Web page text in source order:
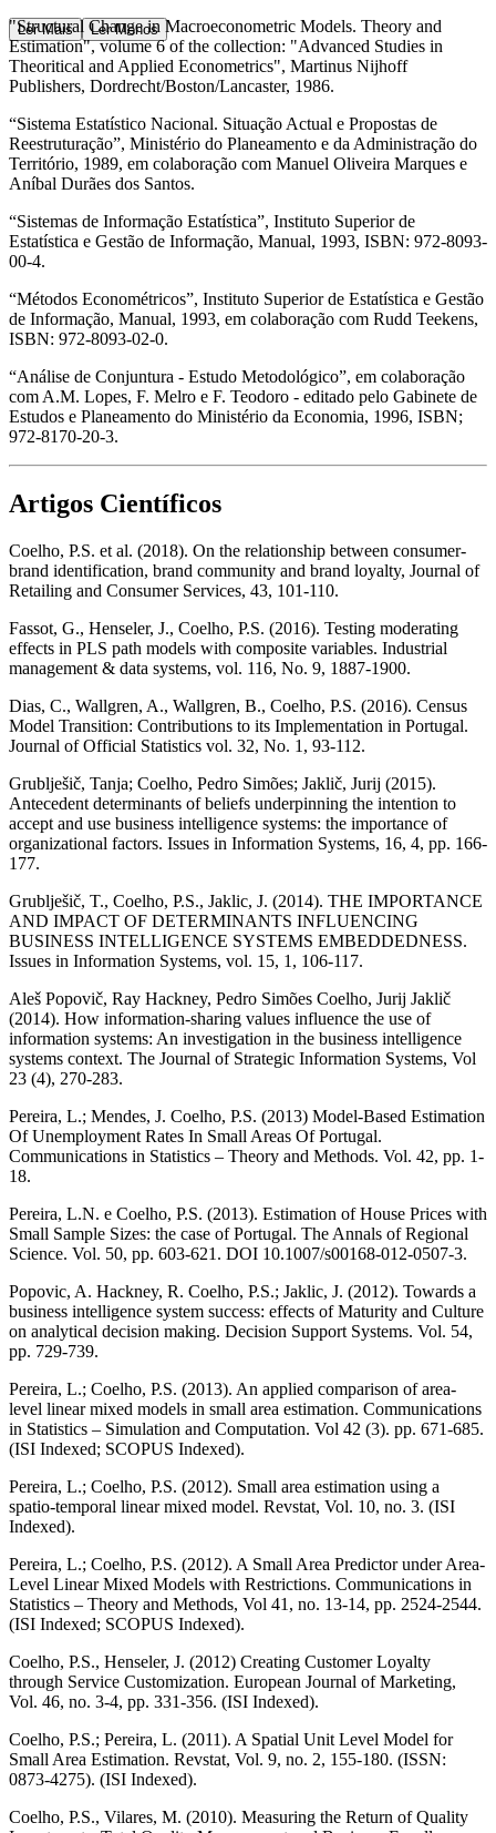
Ler Mais Ler Menos
"Structural Change in Macroeconometric Models. Theory and
Estimation", volume 6 of the collection: "Advanced Studies in
Theoritical and Applied Econometrics", Martinus Nijhoff
Publishers, Dordrecht/Boston/Lancaster, 1986.
“Sistema Estatístico Nacional. Situação Actual e Propostas de
Reestruturação”, Ministério do Planeamento e da Administração do
Território, 1989, em colaboração com Manuel Oliveira Marques e
Aníbal Durães dos Santos.
“Sistemas de Informação Estatística”, Instituto Superior de
Estatística e Gestão de Informação, Manual, 1993, ISBN: 972-8093-
00-4.
“Métodos Econométricos”, Instituto Superior de Estatística e Gestão
de Informação, Manual, 1993, em colaboração com Rudd Teekens,
ISBN: 972-8093-02-0.
“Análise de Conjuntura - Estudo Metodológico”, em colaboração
com A.M. Lopes, F. Melro e F. Teodoro - editado pelo Gabinete de
Estudos e Planeamento do Ministério da Economia, 1996, ISBN;
972-8170-20-3.
Artigos Científicos
Coelho, P.S. et al. (2018). On the relationship between consumer-
brand identification, brand community and brand loyalty, Journal of
Retailing and Consumer Services, 43, 101-110.
Fassot, G., Henseler, J., Coelho, P.S. (2016). Testing moderating
effects in PLS path models with composite variables. Industrial
management & data systems, vol. 116, No. 9, 1887-1900.
Dias, C., Wallgren, A., Wallgren, B., Coelho, P.S. (2016). Census
Model Transition: Contributions to its Implementation in Portugal.
Journal of Official Statistics vol. 32, No. 1, 93-112.
Grublješič, Tanja; Coelho, Pedro Simões; Jaklič, Jurij (2015).
Antecedent determinants of beliefs underpinning the intention to
accept and use business intelligence systems: the importance of
organizational factors. Issues in Information Systems, 16, 4, pp. 166-
177.
Grublješič, T., Coelho, P.S., Jaklic, J. (2014). THE IMPORTANCE
AND IMPACT OF DETERMINANTS INFLUENCING
BUSINESS INTELLIGENCE SYSTEMS EMBEDDEDNESS.
Issues in Information Systems, vol. 15, 1, 106-117.
Aleš Popovič, Ray Hackney, Pedro Simões Coelho, Jurij Jaklič
(2014). How information-sharing values influence the use of
information systems: An investigation in the business intelligence
systems context. The Journal of Strategic Information Systems, Vol
23 (4), 270-283.
Pereira, L.; Mendes, J. Coelho, P.S. (2013) Model-Based Estimation
Of Unemployment Rates In Small Areas Of Portugal.
Communications in Statistics – Theory and Methods. Vol. 42, pp. 1-
18.
Pereira, L.N. e Coelho, P.S. (2013). Estimation of House Prices with
Small Sample Sizes: the case of Portugal. The Annals of Regional
Science. Vol. 50, pp. 603-621. DOI 10.1007/s00168-012-0507-3.
Popovic, A. Hackney, R. Coelho, P.S.; Jaklic, J. (2012). Towards a
business intelligence system success: effects of Maturity and Culture
on analytical decision making. Decision Support Systems. Vol. 54,
pp. 729-739.
Pereira, L.; Coelho, P.S. (2013). An applied comparison of area-
level linear mixed models in small area estimation. Communications
in Statistics – Simulation and Computation. Vol 42 (3). pp. 671-685.
(ISI Indexed; SCOPUS Indexed).
Pereira, L.; Coelho, P.S. (2012). Small area estimation using a
spatio-temporal linear mixed model. Revstat, Vol. 10, no. 3. (ISI
Indexed).
Pereira, L.; Coelho, P.S. (2012). A Small Area Predictor under Area-
Level Linear Mixed Models with Restrictions. Communications in
Statistics – Theory and Methods, Vol 41, no. 13-14, pp. 2524-2544.
(ISI Indexed; SCOPUS Indexed).
Coelho, P.S., Henseler, J. (2012) Creating Customer Loyalty
through Service Customization. European Journal of Marketing,
Vol. 46, no. 3-4, pp. 331-356. (ISI Indexed).
Coelho, P.S.; Pereira, L. (2011). A Spatial Unit Level Model for
Small Area Estimation. Revstat, Vol. 9, no. 2, 155-180. (ISSN:
0873-4275). (ISI Indexed).
Coelho, P.S., Vilares, M. (2010). Measuring the Return of Quality